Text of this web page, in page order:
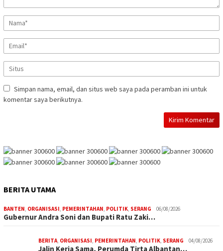
Simpan nama, email, dan situs web saya pada peramban ini untuk
komentar saya berikutnya.
BERITA UTAMA
BANTEN, ORGANISASI, PEMERINTAHAN, POLITIK, SERANG 06/08/2026
Gubernur Andra Soni dan Bupati Ratu Zaki…
BERITA, ORGANISASI, PEMERINTAHAN, POLITIK, SERANG 04/08/2026
Jalin Kerja Sama, Perumda Tirta Albantan…